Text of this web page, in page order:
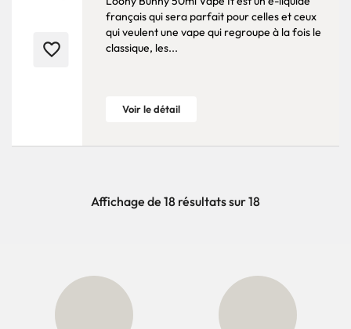
favorite_border
français qui sera parfait pour celles et ceux
qui veulent une vape qui regroupe à la fois le
classique, les...
Voir le détail
Affichage de 18 résultats sur 18